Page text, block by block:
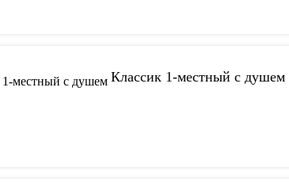
Классик 1-местный с душем